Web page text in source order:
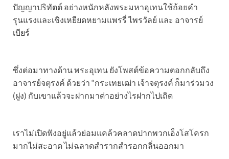
ปัญญาปริทัตต์ อย่างหนักหลังพระมหาอุเทนใช้ถ้อยคำ
รุนแรงและเชิงเหยียดหยามแพรรี่ ไพรวัลย์ และ อาจารย์
เบียร์
ซึ่งต่อมาทางด้าน พระอุเทน ยังโพสต์ข้อความตอกกลับถึง
อาจารย์จตุรงค์ ด้วยว่า “กระเทยเฒ่า เจ้าจตุรงค์ ก็มาร่วมวง
(ฝูง) กับเขาแล้วจะฝากมาด่าอย่างไรฝากไปเถิด
เราไม่เปิดฟังอยู่แล้วย่อมแคล้วคลาดปากพวกเอ็งโสโครก
มากไม่สะอาด ไม่ฉลาดสำรากสำรอกกลิ่นออกมา